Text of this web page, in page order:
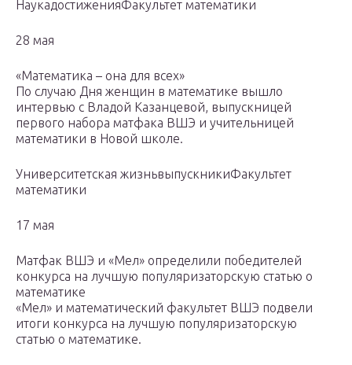
НаукадостиженияФакультет математики
28 мая
«Математика – она для всех»
По случаю Дня женщин в математике вышло
интервью с Владой Казанцевой, выпускницей
первого набора матфака ВШЭ и учительницей
математики в Новой школе.
Университетская жизньвыпускникиФакультет
математики
17 мая
Матфак ВШЭ и «Мел» определили победителей
конкурса на лучшую популяризаторскую статью о
математике
«Мел» и математический факультет ВШЭ подвели
итоги конкурса на лучшую популяризаторскую
статью о математике.